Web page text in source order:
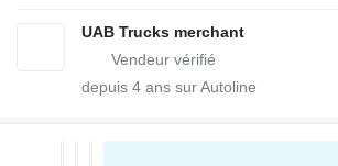
UAB Trucks merchant
depuis 4 ans sur Autoline